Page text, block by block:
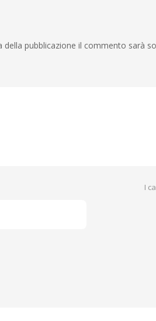
pubblicazione il commento sarà
I